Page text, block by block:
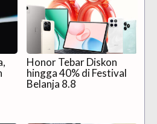
Honor Tebar Diskon
hingga 40% di Festival
Belanja 8.8